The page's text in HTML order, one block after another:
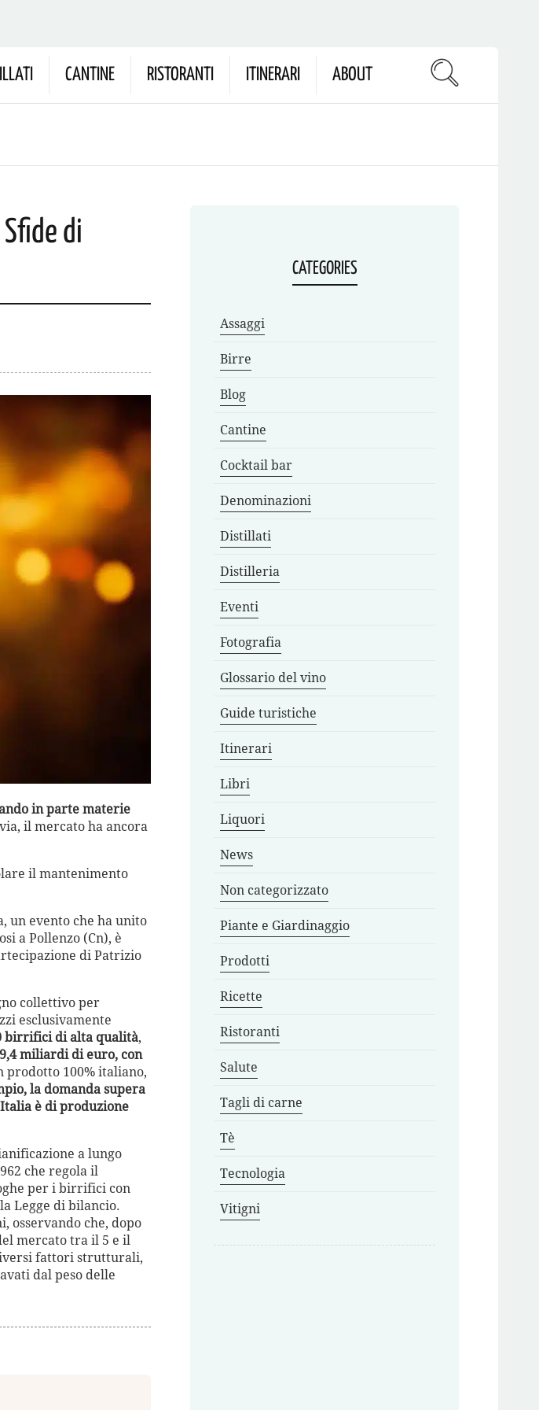
CANTINE RISTORANTI ITINERARI ABOUT
di
in parte materie
il mercato ha ancora
il mantenimento
un evento che ha unito
a Pollenzo (Cn), è
di Patrizio
collettivo per
esclusivamente
birrifici di alta qualità,
9,4 miliardi di euro, con
100% italiano,
la domanda supera
è di produzione
a lungo
che regola il
per i birrifici con
Legge di bilancio.
osservando che, dopo
mercato tra il 5 e il
fattori strutturali,
dal peso delle
CATEGORIES
Assaggi
Birre
Blog
Cantine
Cocktail bar
Denominazioni
Distillati
Distilleria
Eventi
Fotografia
Glossario del vino
Guide turistiche
Itinerari
Libri
Liquori
News
Non categorizzato
Piante e Giardinaggio
Prodotti
Ricette
Ristoranti
Salute
Tagli di carne
Tè
Tecnologia
Vitigni